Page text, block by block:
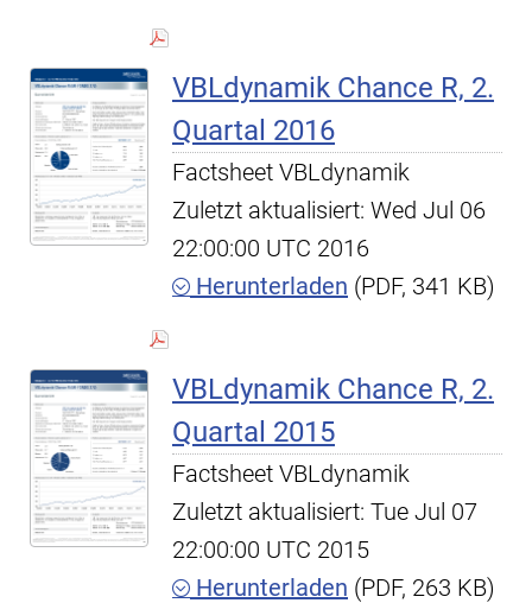
VBLdynamik Chance R, 2.
Quartal 2016
Factsheet VBLdynamik
Zuletzt aktualisiert: Wed Jul 06
22:00:00 UTC 2016
Herunterladen (PDF, 341 KB)
VBLdynamik Chance R, 2.
Quartal 2015
Factsheet VBLdynamik
Zuletzt aktualisiert: Tue Jul 07
22:00:00 UTC 2015
Herunterladen (PDF, 263 KB)